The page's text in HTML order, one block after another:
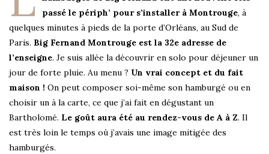
passé le périph’ pour s’installer à Montrouge, à
quelques minutes à pieds de la porte d’Orléans, au Sud de
Paris. Big Fernand Montrouge est la 32e adresse de
l’enseigne. Je suis allée la découvrir en solo pour déjeuner un
jour de forte pluie. Au menu ? Un vrai concept et du fait
maison ! On peut composer soi-même son hamburgé ou en
choisir un à la carte, ce que j’ai fait en dégustant un
Bartholomé. Le goût aura été au rendez-vous de A à Z. Il
est très loin le temps où j’avais une image mitigée des
hamburgés.